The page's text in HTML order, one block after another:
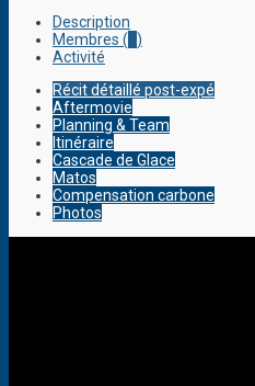
Description
Membres ( )
Activité
Récit détaillé post-expé
Aftermovie
Planning & Team
Itinéraire
Cascade de Glace
Matos
Compensation carbone
Photos